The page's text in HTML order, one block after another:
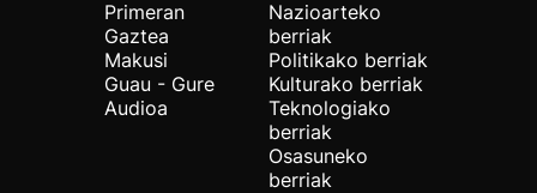
Primeran
Gaztea
Makusi
Guau - Gure
Audioa
Nazioarteko
berriak
Politikako berriak
Kulturako berriak
Teknologiako
berriak
Osasuneko
berriak